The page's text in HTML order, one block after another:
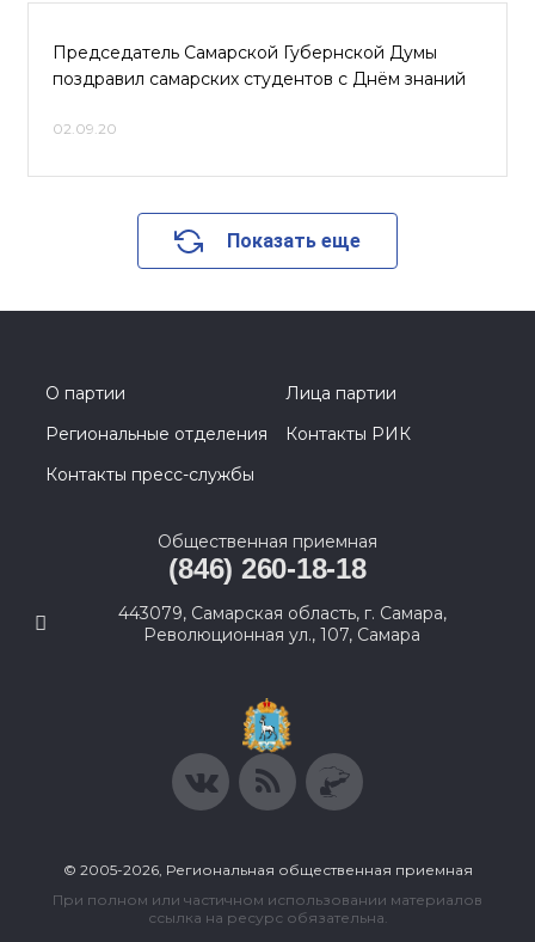
Председатель Самарской Губернской Думы
поздравил самарских студентов с Днём знаний
02.09.20
Показать еще
О партии
Лица партии
Региональные отделения
Контакты РИК
Контакты пресс-службы
Общественная приемная
(846) 260-18-18
443079, Самарская область, г. Самара,
Революционная ул., 107, Самара
© 2005-2026, Региональная общественная приемная
При полном или частичном использовании материалов
ссылка на ресурс обязательна.